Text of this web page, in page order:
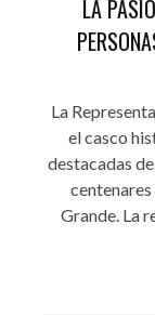
LA
La
el casco
destacadas
centenares
Grande. La